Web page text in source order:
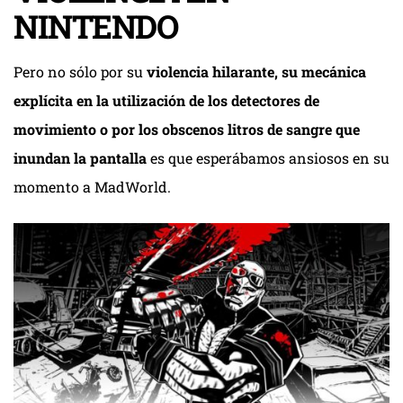
NINTENDO
Pero no sólo por suviolencia hilarante, su mecánica
explícita en la utilización de los detectores de
movimiento o por los obscenos litros de sangre que
inundan la pantallaes que esperábamos ansiosos en su
momento a MadWorld.